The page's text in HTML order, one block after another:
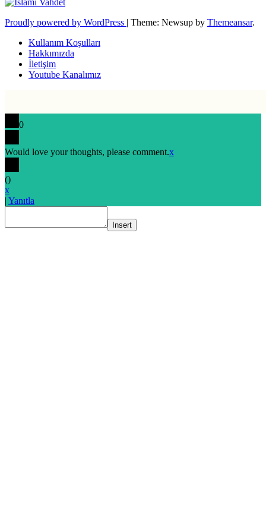
Proudly powered by WordPress Theme: Newsup by Themeansar.
Kullanım Koşulları
Hakkımızda
İletişim
Youtube Kanalımız
0
Would love your thoughts, please comment.x
()
x
Yanıtla
Insert